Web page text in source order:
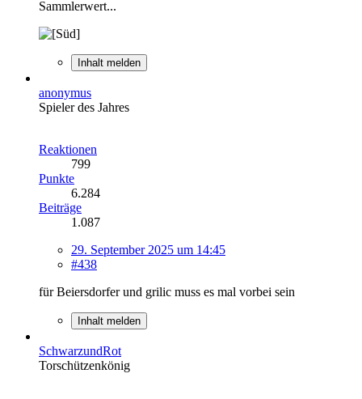
Sammlerwert...
Inhalt melden
anonymus
Spieler des Jahres
Reaktionen
799
Punkte
6.284
Beiträge
1.087
29. September 2025 um 14:45
#438
für Beiersdorfer und grilic muss es mal vorbei sein
Inhalt melden
SchwarzundRot
Torschützenkönig